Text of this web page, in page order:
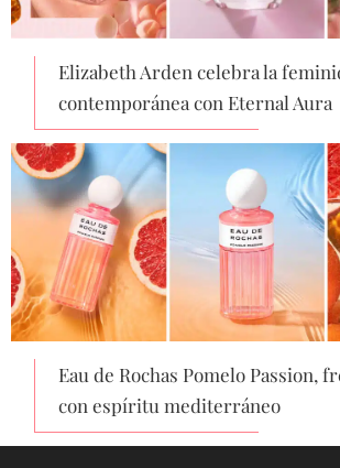
Elizabeth Arden celebra la
contemporánea con Eternal Aura
Eau de Rochas Pomelo Passion,
con espíritu mediterráneo